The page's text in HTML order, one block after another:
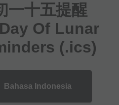
一十五提醒
Of Lunar
(.ics)
Bahasa Indonesia